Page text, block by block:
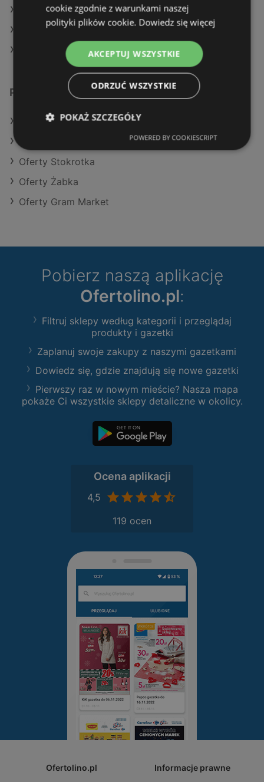
Aktualne gazetki SPAR
Aktualne gazetki Netto
Aktualne gazetki Makro
Podobne sklepy detaliczne
Oferty Aldi
Oferty Stokrotka
Oferty Żabka
Oferty Gram Market
Pobierz naszą aplikację
Ofertolino.pl:
Filtruj sklepy według kategorii i przeglądaj
produkty i gazetki
Zaplanuj swoje zakupy z naszymi gazetkami
Dowiedz się, gdzie znajdują się nowe gazetki
Pierwszy raz w nowym mieście? Nasza mapa
pokaże Ci wszystkie sklepy detaliczne w okolicy.
Ocena aplikacji
4,5
119 ocen
Ofertolino.pl Informacje prawne
cookie zgodnie z warunkami naszej
polityki plików cookie. Dowiedz się więcej
AKCEPTUJ WSZYSTKIE
ODRZUĆ WSZYSTKIE
POKAŻ SZCZEGÓŁY
POWERED BY COOKIESCRIPT